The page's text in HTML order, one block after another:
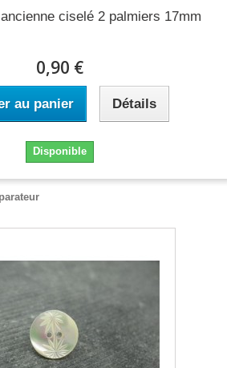
ciselé 2 palmiers 17mm
0,90 €
au panier Détails
Disponible